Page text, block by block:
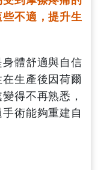
不適，提升生
體舒適與自信
生產後因荷爾
得不再熟悉，
術能夠重建自